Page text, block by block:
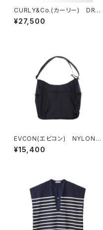
CURLY&Co.(カーリー) DRY
MESH PANTS
¥27,500
EVCON(エビコン) NYLON R
OUND BAG
¥15,400